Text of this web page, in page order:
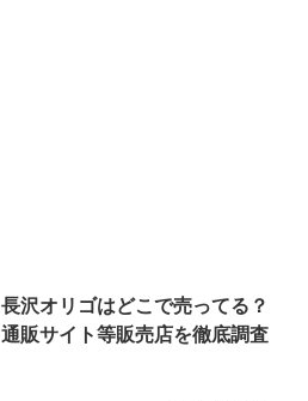
長沢オリゴはどこで売ってる？
通販サイト等販売店を徹底調査